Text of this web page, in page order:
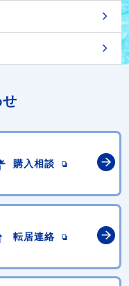
購入相談
転居連絡